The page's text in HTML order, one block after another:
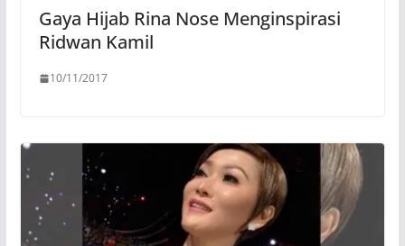
Gaya Hijab Rina Nose Menginspirasi
Ridwan Kamil
10/11/2017